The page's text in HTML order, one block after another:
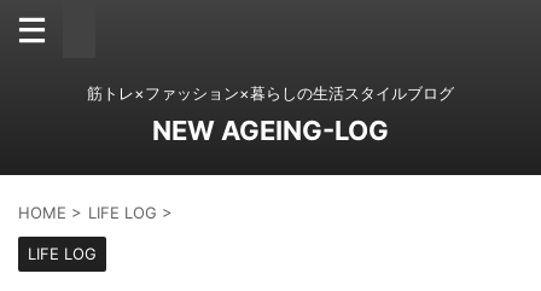
筋トレ×ファッション×暮らしの生活スタイルブログ
NEW AGEING-LOG
HOME > LIFE LOG >
LIFE LOG